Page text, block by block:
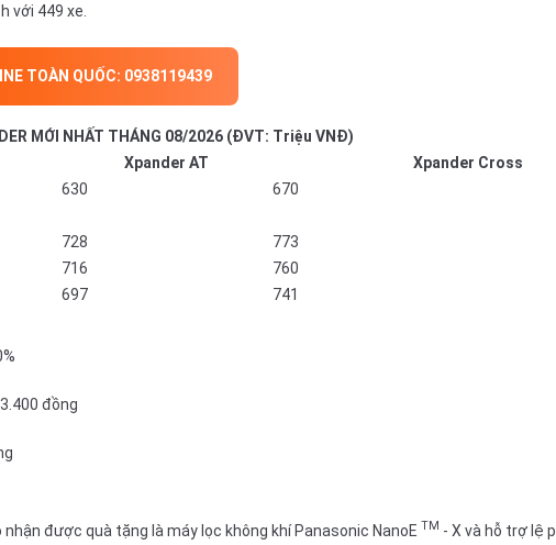
với 449 xe.
TOÀN QUỐC: 0938119439
MỚI NHẤT THÁNG 08/2026 (ĐVT: Triệu VNĐ)
Xpander AT
Xpander Cross
630
670
728
773
716
760
697
741
đồng
được quà tặng là máy lọc không khí Panasonic NanoE TM - X và hỗ trợ lệ